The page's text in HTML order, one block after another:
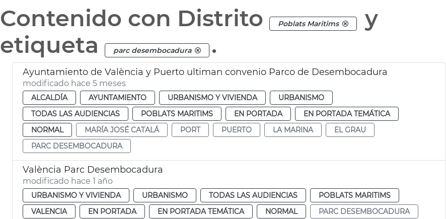
Contenido con Distrito Poblats Maritims
y
etiqueta
parc desembocadura .
Ayuntamiento de València y Puerto ultiman convenio Parco de Desembocadura
modificado hace 5 meses
ALCALDÍA AYUNTAMIENTO URBANISMO Y VIVIENDA
URBANISMO
TODAS LAS AUDIENCIAS
POBLATS MARITIMS EN PORTADA
EN PORTADA TEMÁTICA
NORMAL
MARÍA JOSÉ CATALÁ PORT PUERTO LA MARINA
EL GRAU
PARC DESEMBOCADURA
València Parc Desembocadura
modificado hace 1 año
URBANISMO Y VIVIENDA URBANISMO TODAS LAS AUDIENCIAS
POBLATS MARITIMS
VALENCIA
EN PORTADA EN PORTADA TEMÁTICA NORMAL
PARC DESEMBOCADURA